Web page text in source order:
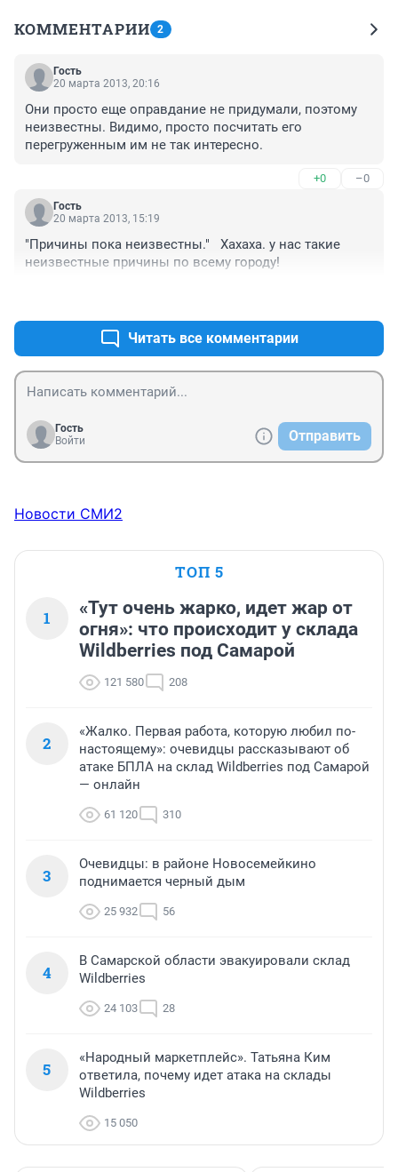
КОММЕНТАРИИ 2
Гость
20 марта 2013, 20:16
Они просто еще оправдание не придумали, поэтому
неизвестны. Видимо, просто посчитать его
перегруженным им не так интересно.
+0 –0
Гость
20 марта 2013, 15:19
"Причины пока неизвестны."   Хахаха. у нас такие
неизвестные причины по всему городу!
Читать все комментарии
Гость
Войти
Отправить
Новости СМИ2
ТОП 5
1
«Тут очень жарко, идет жар от
огня»: что происходит у склада
Wildberries под Самарой
121 580 208
2
«Жалко. Первая работа, которую любил по-
настоящему»: очевидцы рассказывают об
атаке БПЛА на склад Wildberries под Самарой
— онлайн
61 120 310
3
Очевидцы: в районе Новосемейкино
поднимается черный дым
25 932 56
4
В Самарской области эвакуировали склад
Wildberries
24 103 28
5
«Народный маркетплейс». Татьяна Ким
ответила, почему идет атака на склады
Wildberries
15 050